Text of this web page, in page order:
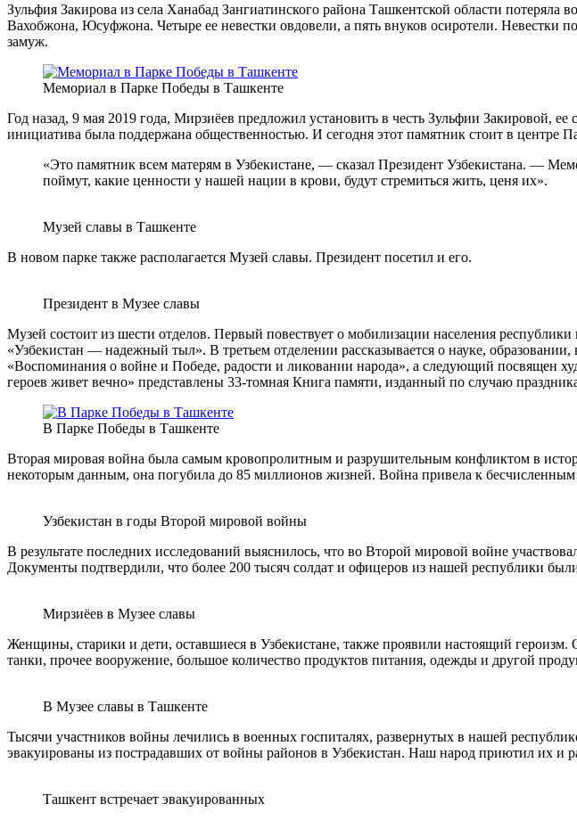
Зульфия Закирова из села Ханабад Зангиатинского района Ташкентской области
Вахобжона, Юсуфжона. Четыре ее невестки овдовели, а пять внуков осиротели. Невестки
замуж.
Мемориал в Парке Победы в Ташкенте
Год назад, 9 мая 2019 года, Мирзиёев предложил установить в честь Зульфии Закировой,
инициатива была поддержана общественностью. И сегодня этот памятник стоит в центре
«Это памятник всем матерям в Узбекистане, — сказал Президент Узбекистана. —
поймут, какие ценности у нашей нации в крови, будут стремиться жить, ценя их».
Музей славы в Ташкенте
В новом парке также располагается Музей славы. Президент посетил и его.
Президент в Музее славы
Музей состоит из шести отделов. Первый повествует о мобилизации населения
«Узбекистан — надежный тыл». В третьем отделении рассказывается о науке,
«Воспоминания о войне и Победе, радости и ликовании народа», а следующий посвящен
героев живет вечно» представлены 33-томная Книга памяти, изданный по случаю
В Парке Победы в Ташкенте
Вторая мировая война была самым кровопролитным и разрушительным конфликтом в
некоторым данным, она погубила до 85 миллионов жизней. Война привела к бесчисленным
Узбекистан в годы Второй мировой войны
В результате последних исследований выяснилось, что во Второй мировой войне
Документы подтвердили, что более 200 тысяч солдат и офицеров из нашей республики
Мирзиёев в Музее славы
Женщины, старики и дети, оставшиеся в Узбекистане, также проявили настоящий героизм.
танки, прочее вооружение, большое количество продуктов питания, одежды и другой
В Музее славы в Ташкенте
Тысячи участников войны лечились в военных госпиталях, развернутых в нашей
эвакуированы из пострадавших от войны районов в Узбекистан. Наш народ приютил их и
Ташкент встречает эвакуированных